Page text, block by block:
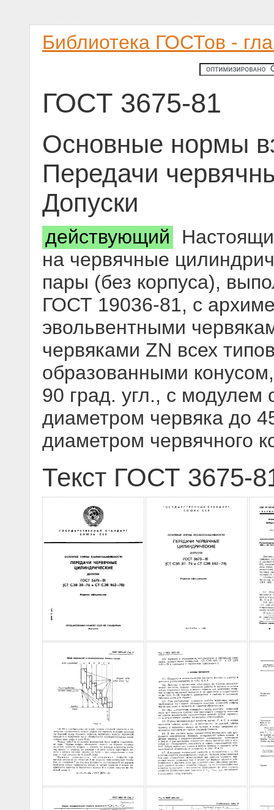
Библиотека ГОСТов -
ГОСТ 3675-81
Основные нормы
Передачи
Допуски
действующий
на червячные
пары (без корпуса),
ГОСТ 19036-81, с
эвольвентными
червяками ZN всех
образованными
90 град. угл., с
диаметром червяка до
диаметром червячного
Текст ГОСТ 3675-